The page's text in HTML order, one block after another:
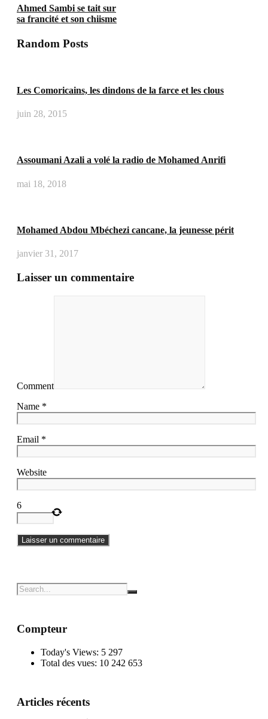
Ahmed Sambi se tait sur
sa francité et son chiisme
Random Posts
Les Comoricains, les dindons de la farce et les clous
juin 28, 2015
Assoumani Azali a volé la radio de Mohamed Anrifi
mai 18, 2018
Mohamed Abdou Mbéchezi cancane, la jeunesse périt
janvier 31, 2017
Laisser un commentaire
Comment
Name *
Email *
Website
6
Compteur
Today's Views: 5 297
Total des vues: 10 242 653
Articles récents